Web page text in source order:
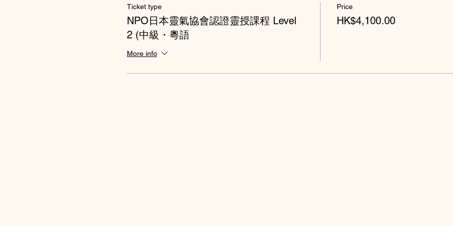
Ticket type
NPO日本靈氣協會認證靈授課程 Level
2 (中級・粵語
More info
Price
HK$4,100.00